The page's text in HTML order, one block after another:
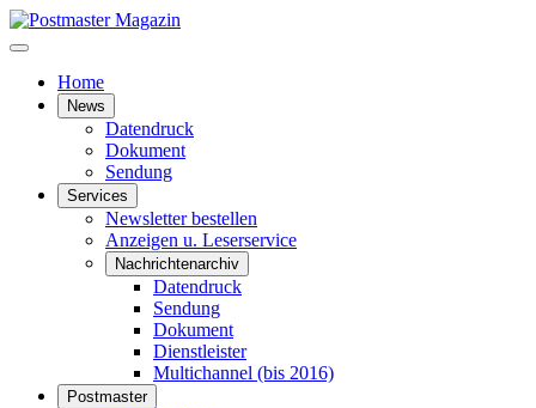
Home
News
Datendruck
Dokument
Sendung
Services
Newsletter bestellen
Anzeigen u. Leserservice
Nachrichtenarchiv
Datendruck
Sendung
Dokument
Dienstleister
Multichannel (bis 2016)
Postmaster